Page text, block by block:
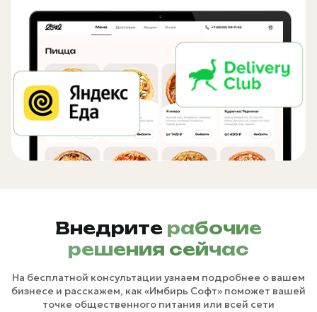
Внедрите рабочие
решения сейчас
На бесплатной консультации узнаем подробнее о вашем
бизнесе и расскажем, как «Имбирь Софт» поможет вашей
точке общественного питания или всей сети